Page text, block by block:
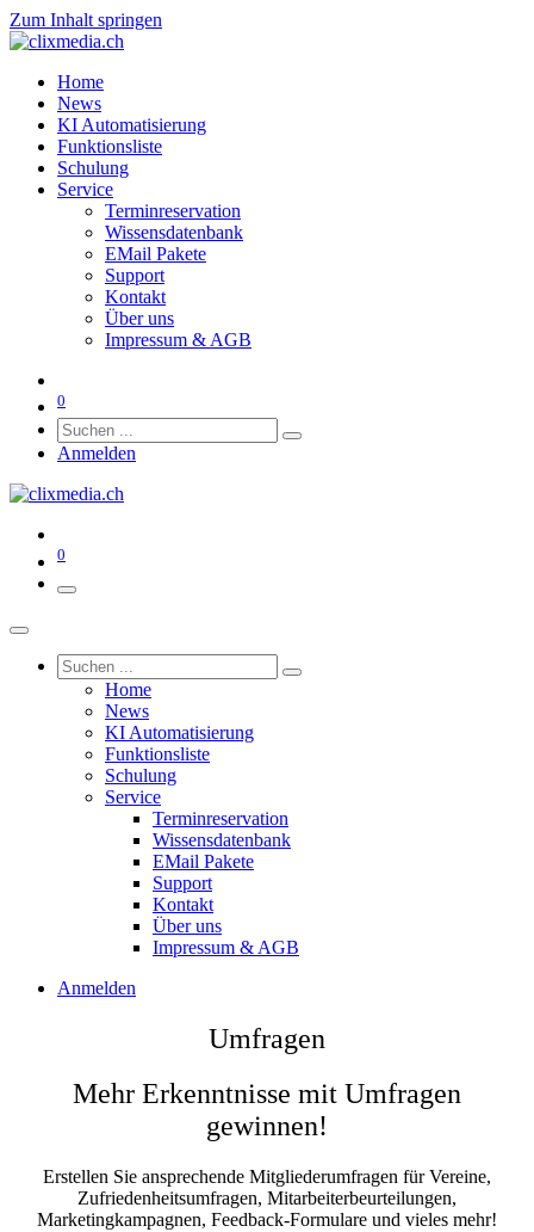
Zum Inhalt springen
Home
News
KI Automatisierung
Funktionsliste
Schulung
Service
Terminreservation
Wissensdatenbank
EMail Pakete
Support
Kontakt
Über uns
Impressum & AGB
0
Anmelden
0
Home
News
KI Automatisierung
Funktionsliste
Schulung
Service
Terminreservation
Wissensdatenbank
EMail Pakete
Support
Kontakt
Über uns
Impressum & AGB
Anmelden
Umfragen
Mehr Erkenntnisse mit Umfragen
gewinnen!
Erstellen Sie ansprechende Mitgliederumfragen für Vereine,
Zufriedenheitsumfragen, Mitarbeiterbeurteilungen,
Marketingkampagnen, Feedback-Formulare und vieles mehr!